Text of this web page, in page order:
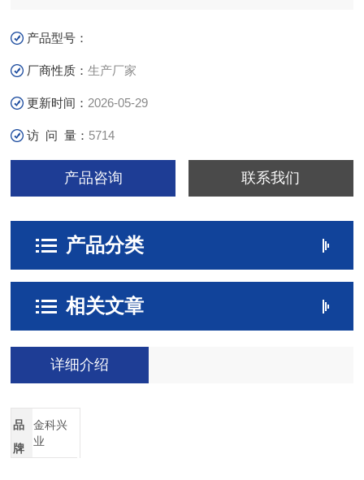
产品型号：
厂商性质：生产厂家
更新时间： 2026-05-29
访 问 量： 5714
产品咨询 联系我们
产品分类
相关文章
详细介绍
品
牌
金科兴
业